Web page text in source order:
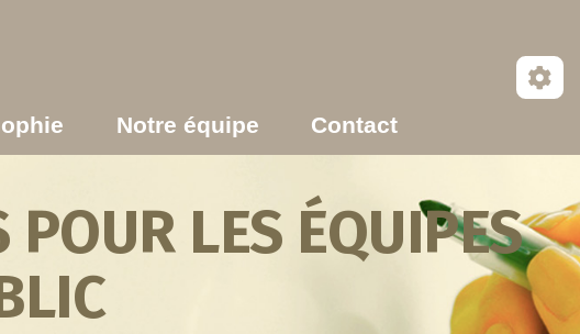
Notre équipe Contact
POUR LES ÉQUIPES